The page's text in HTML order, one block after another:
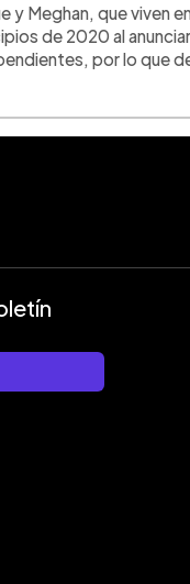
y Meghan, que viven
de 2020 al
por lo que